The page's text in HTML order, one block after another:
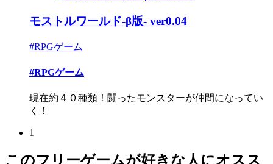
モストルワールド-β版- ver0.04
#RPGゲーム
#RPGゲーム
現在約４０種類！闘ったモンスターが仲間になってい
く！
1
このフリーゲームが好きな人にオスス